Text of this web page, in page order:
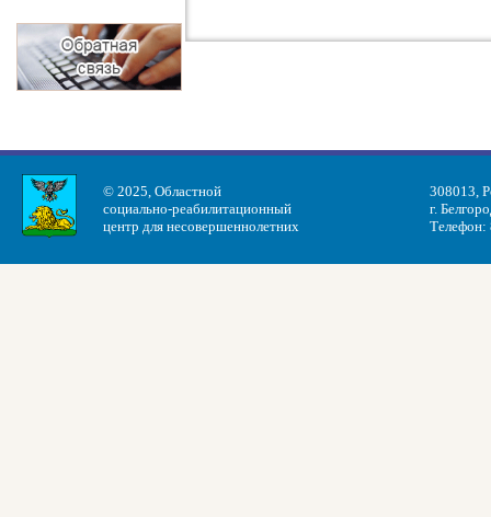
© 2025, Областной
социально-реабилитационный
центр для несовершеннолетних
308013,
г.